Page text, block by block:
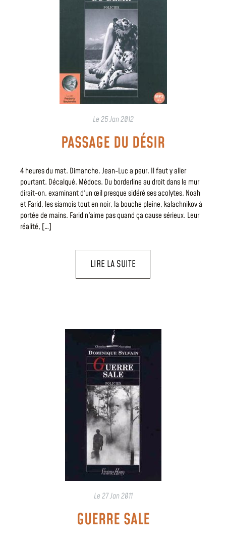
Le25 Jan 2012
PASSAGE DU DÉSIR
4 heures du mat. Dimanche. Jean-Luc a peur. Il faut y aller
pourtant. Décalqué. Médocs. Du borderline au droit dans le mur
dirait-on, examinant d'un œil presque sidéré ses acolytes, Noah
et Farid, les siamois tout en noir, la bouche pleine, kalachnikov à
portée de mains. Farid n'aime pas quand ça cause sérieux. Leur
réalité, […]
LIRE LA SUITE
Le27 Jan 2011
GUERRE SALE